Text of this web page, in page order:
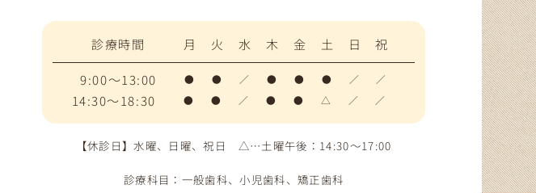
診療時間 月 火 水 木 金 土 日
祝
9:00～13:00
● ● ／ ● ● ● ／ ／
14:30～18:30 ● ● ／ ● ● △ ／ ／
【休診日】水曜、日曜、祝日 △…土曜午後：14:30～17:00
診療科目：一般歯科、小児歯科、矯正歯科